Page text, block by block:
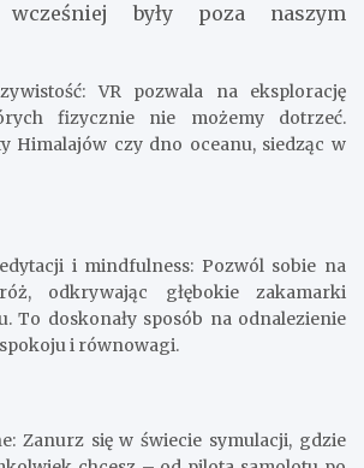
były poza naszym
VR pozwala na eksplorację
fizycznie nie możemy dotrzeć.
Himalajów czy dno oceanu, siedząc w
i mindfulness: Pozwól sobie na
odkrywając głębokie zakamarki
To doskonały sposób na odnalezienie
i równowagi.
Zanurz się w świecie symulacji, gdzie